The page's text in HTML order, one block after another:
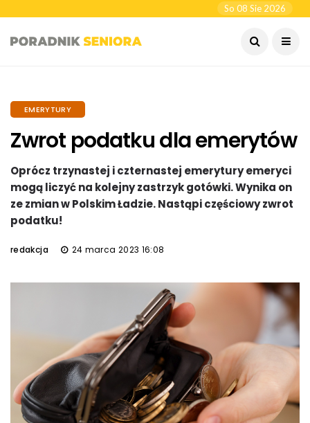
So 08 Sie 2026
EMERYTURY
Zwrot podatku dla emerytów
Oprócz trzynastej i czternastej emerytury emeryci
mogą liczyć na kolejny zastrzyk gotówki. Wynika on
ze zmian w Polskim Ładzie. Nastąpi częściowy zwrot
podatku!
redakcja 24 marca 2023 16:08